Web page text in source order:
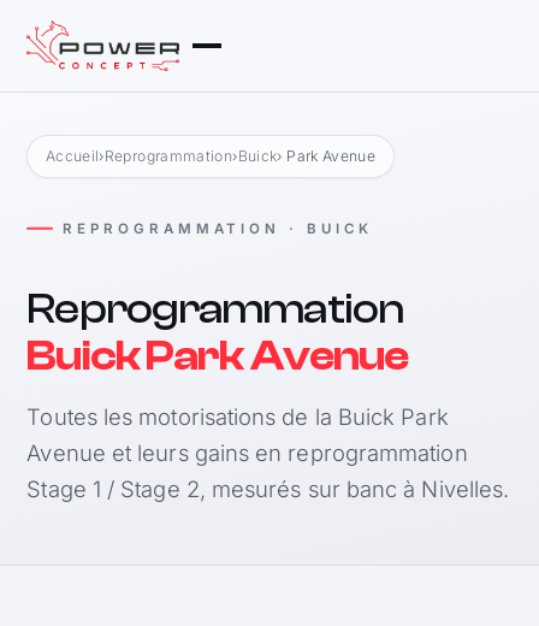
Accueil›Reprogrammation›Buick› Park Avenue
REPROGRAMMATION · BUICK
Reprogrammation
Buick Park Avenue
Toutes les motorisations de la Buick Park
Avenue et leurs gains en reprogrammation
Stage 1 / Stage 2, mesurés sur banc à Nivelles.